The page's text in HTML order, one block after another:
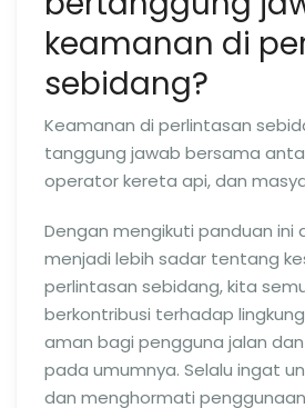
keamanan di
sebidang?
Keamanan di perlintasan
tanggung jawab bersama
operator kereta api, dan
Dengan mengikuti panduan ini
menjadi lebih sadar tentang
perlintasan sebidang, kita
berkontribusi terhadap
aman bagi pengguna jalan
pada umumnya. Selalu ingat
dan menghormati